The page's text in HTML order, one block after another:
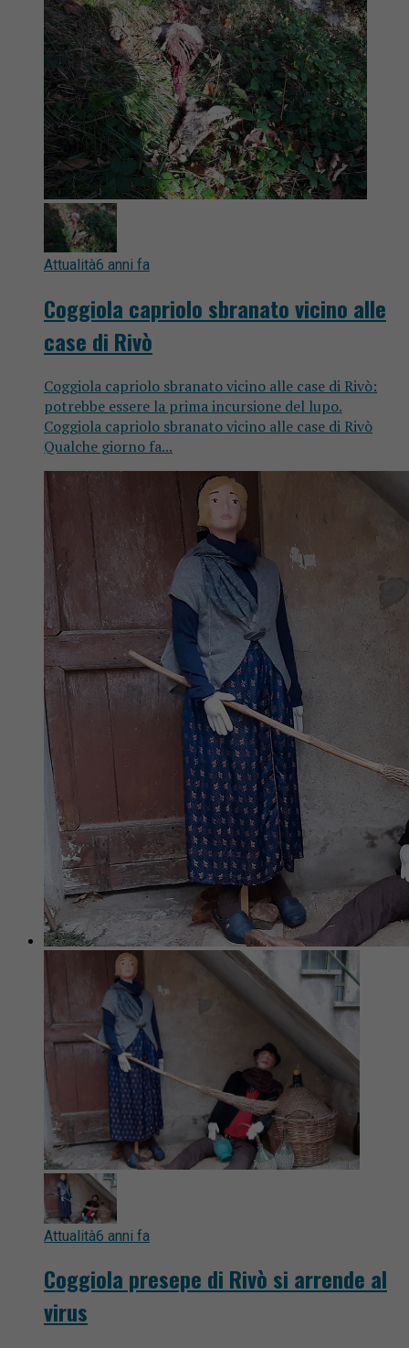
Attualità6 anni fa
Coggiola capriolo sbranato vicino alle
case di Rivò
Coggiola capriolo sbranato vicino alle case di Rivò:
potrebbe essere la prima incursione del lupo.
Coggiola capriolo sbranato vicino alle case di Rivò
Qualche giorno fa...
Attualità6 anni fa
Coggiola presepe di Rivò si arrende al
virus